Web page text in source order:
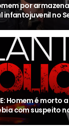
por
infantojuvenil no
Homem é morto
com suspeito